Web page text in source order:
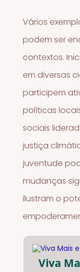
Vários
podem ser
contextos.
em diversas
participem
políticas
sociais
justiça
juventude
mudanças
ilustram o
Viva